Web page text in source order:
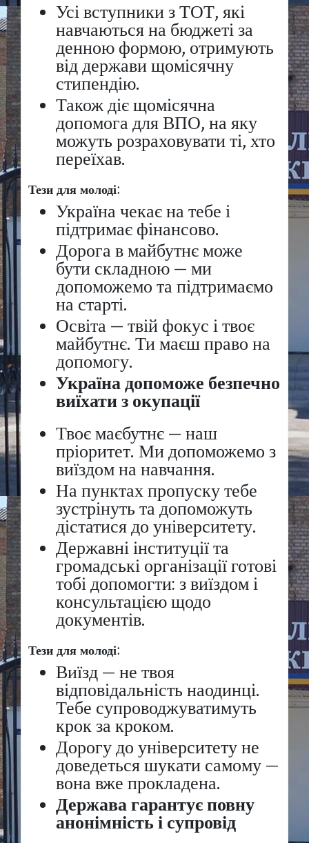
Усі вступники з ТОТ, які
навчаються на бюджеті за
денною формою, отримують
від держави щомісячну
стипендію.
Також діє щомісячна
допомога для ВПО, на яку
можуть розраховувати ті, хто
переїхав.
Тези для молоді:
Україна чекає на тебе і
підтримає фінансово.
Дорога в майбутнє може
бути складною — ми
допоможемо та підтримаємо
на старті.
Освіта — твій фокус і твоє
майбутнє. Ти маєш право на
допомогу.
Україна допоможе безпечно
виїхати з окупації
Твоє маєбутнє — наш
пріоритет. Ми допоможемо з
виїздом на навчання.
На пунктах пропуску тебе
зустрінуть та допоможуть
дістатися до університету.
Державні інституції та
громадські організації готові
тобі допомогти: з виїздом і
консультацією щодо
документів.
Тези для молоді:
Виїзд — не твоя
відповідальність наодинці.
Тебе супроводжуватимуть
крок за кроком.
Дорогу до університету не
доведеться шукати самому —
вона вже прокладена.
Держава гарантує повну
анонімність і супровід